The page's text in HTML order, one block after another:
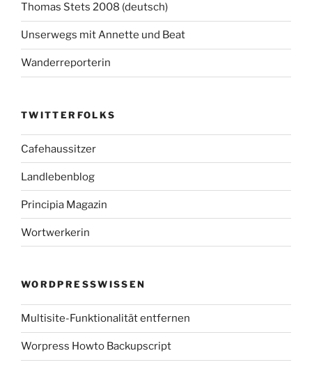
Thomas Stets 2008 (deutsch)
Unserwegs mit Annette und Beat
Wanderreporterin
TWITTERFOLKS
Cafehaussitzer
Landlebenblog
Principia Magazin
Wortwerkerin
WORDPRESSWISSEN
Multisite-Funktionalität entfernen
Worpress Howto Backupscript